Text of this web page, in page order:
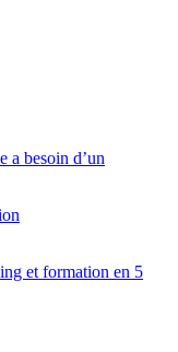
a besoin d’un
et formation en 5